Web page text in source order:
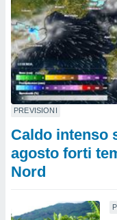
PREVISIONI
Caldo intenso
agosto forti
Nord